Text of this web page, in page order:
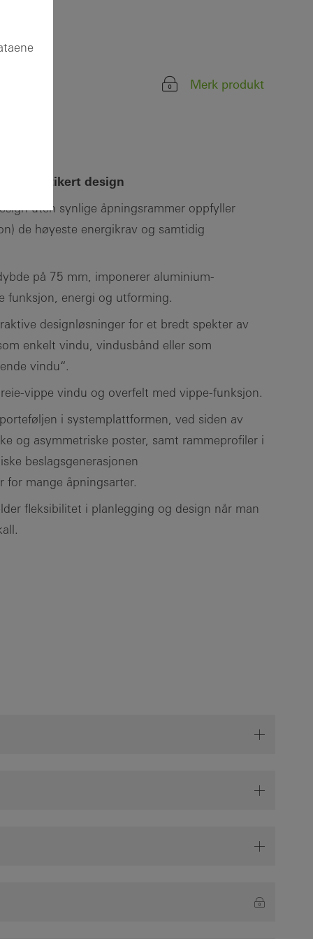
Merk produkt
sofistikert design
uten synlige åpningsrammer oppfyller
de høyeste energikrav og samtidig
på 75 mm, imponerer aluminium-
funksjon, energi og utforming.
designløsninger for et bredt spekter av
enkelt vindu, vindusbånd eller som
vindu“.
vippe vindu og overfelt med vippe-funksjon.
i systemplattformen, ved siden av
og asymmetriske poster, samt rammeprofiler i
beslagsgenerasjonen
for mange åpningsarter.
fleksibilitet i planlegging og design når man